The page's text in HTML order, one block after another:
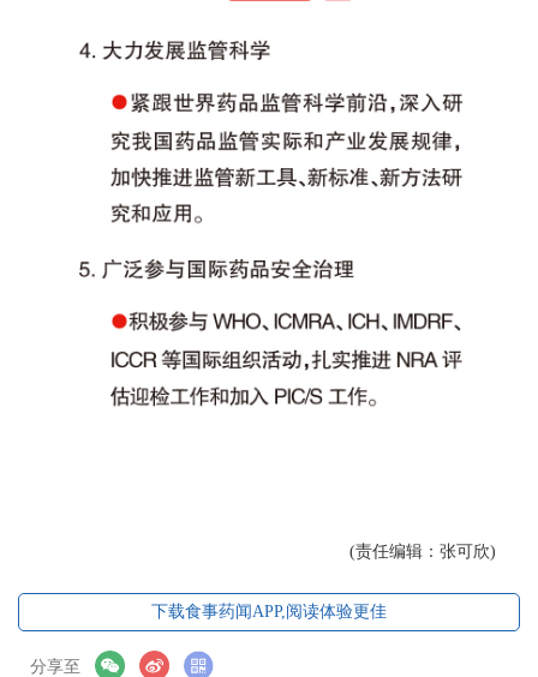
(责任编辑：张可欣)
下载食事药闻APP,阅读体验更佳
分享至